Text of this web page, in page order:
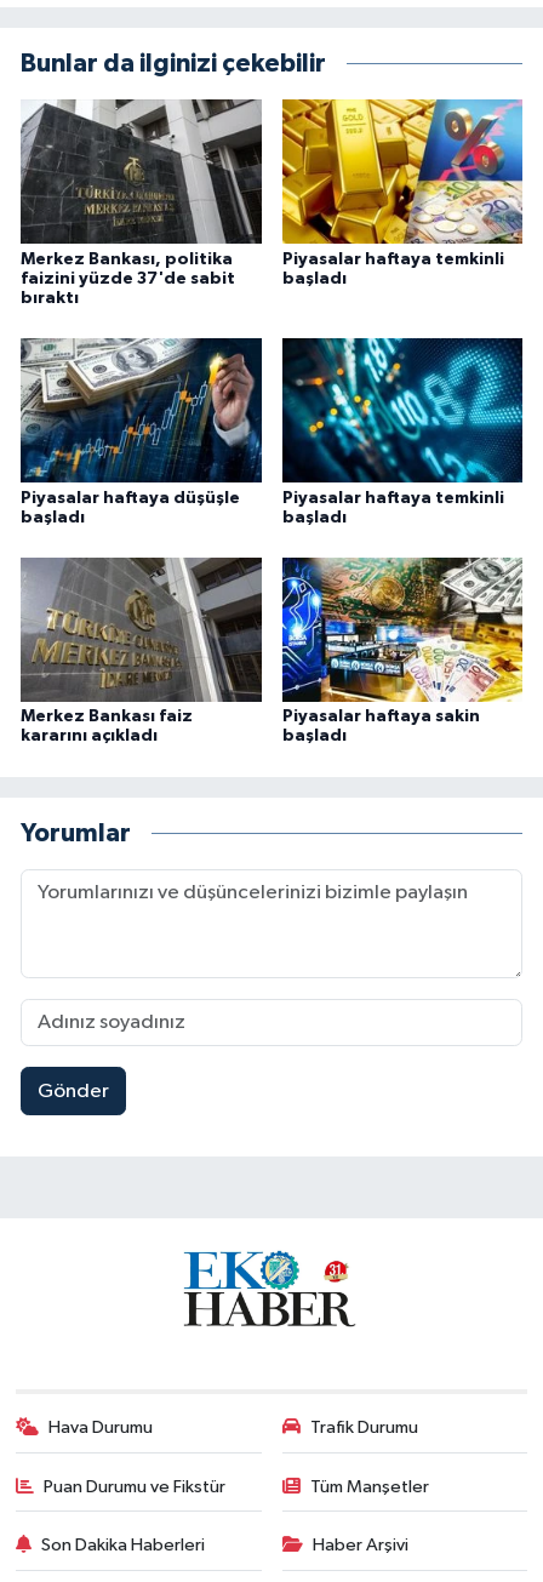
Bunlar da ilginizi çekebilir
Merkez Bankası, politika
faizini yüzde 37'de sabit
bıraktı
Piyasalar haftaya temkinli
başladı
Piyasalar haftaya düşüşle
başladı
Piyasalar haftaya temkinli
başladı
Merkez Bankası faiz
kararını açıkladı
Piyasalar haftaya sakin
başladı
Yorumlar
Gönder
Hava Durumu Trafik Durumu
Puan Durumu ve Fikstür Tüm Manşetler
Son Dakika Haberleri Haber Arşivi